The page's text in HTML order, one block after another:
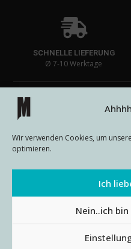
Wir verwenden Cookies, um
optimieren.
Ich
Nein..ich
SCHNELLE LIEFERUNG
Ø 7-10 Werktage
Lange Haltbarkeit bei den
©